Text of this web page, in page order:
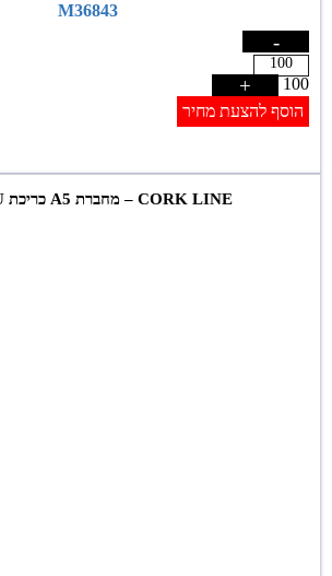
M36843
-
100
+
הוסף להצעת מחיר
CORK LINE – מחברת A5 כריכת PU ושעם